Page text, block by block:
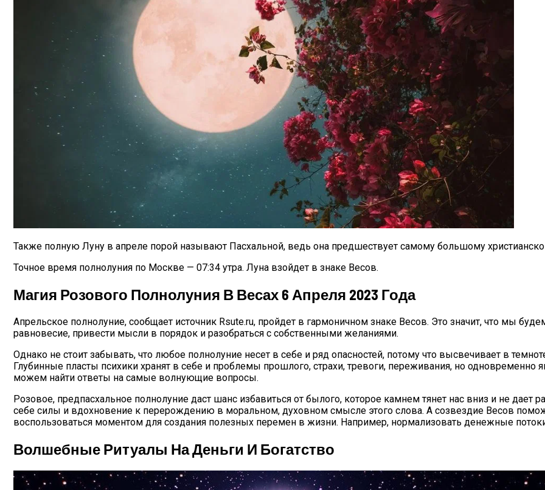
Также полную Луну в апреле порой называют Пасхальной, ведь она предшествует самому большому
Точное время полнолуния по Москве — 07:34 утра. Луна взойдет в знаке Весов.
Магия Розового Полнолуния В Весах 6 Апреля 2023 Года
Апрельское полнолуние, сообщает источник Rsute.ru, пройдет в гармоничном знаке Весов. Это значит, что мы
равновесие, привести мысли в порядок и разобраться с собственными желаниями.
Однако не стоит забывать, что любое полнолуние несет в себе и ряд опасностей, потому что высвечивает в
Глубинные пласты психики хранят в себе и проблемы прошлого, страхи, тревоги, переживания, но
можем найти ответы на самые волнующие вопросы.
Розовое, предпасхальное полнолуние даст шанс избавиться от былого, которое камнем тянет нас вниз и не дает
себе силы и вдохновение к перерождению в моральном, духовном смысле этого слова. А созвездие Весов
воспользоваться моментом для создания полезных перемен в жизни. Например, нормализовать денежные
Волшебные Ритуалы На Деньги И Богатство